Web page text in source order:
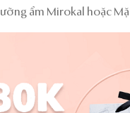
ẩm Mirokal hoặc